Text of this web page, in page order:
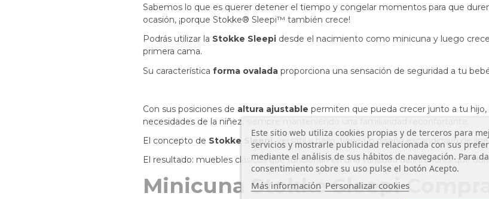
Sabemos lo que es querer detener el tiempo y congelar momentos para que
ocasión, ¡porque Stokke® Sleepi™ también crece!
Podrás utilizar la Stokke Sleepi desde el nacimiento como minicuna y luego
primera cama.
Su característica forma ovalada proporciona una sensación de seguridad a tu
Con sus posiciones de altura ajustable permiten que pueda crecer junto a tu hijo,
necesidades de la niñez, siempre manteniendo una familiaridad reconfortante.
El concepto de Stokke Sleepi, versátil y bello, tiene un diseño escandinavo de
El resultado: muebles clásicos que funcionan en una variedad de interiores que
Minicuna Stokke Sleepi Comprar
Este sitio web utiliza cookies propias y de terceros para
servicios y mostrarle publicidad relacionada con sus
mediante el análisis de sus hábitos de navegación. Para
consentimiento sobre su uso pulse el botón Acepto.
Más información Personalizar cookies